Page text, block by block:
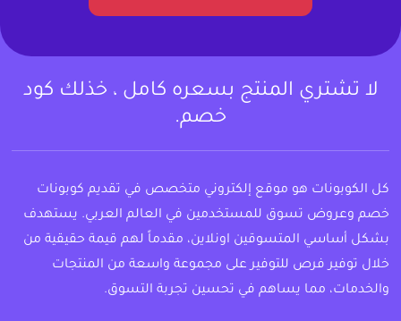
لا تشتري المنتج بسعره كامل ، خذلك كود
خصم.
كل الكوبونات هو موقع إلكتروني متخصص في تقديم كوبونات
خصم وعروض تسوق للمستخدمين في العالم العربي. يستهدف
بشكل أساسي المتسوقين اونلاين، مقدماً لهم قيمة حقيقية من
خلال توفير فرص للتوفير على مجموعة واسعة من المنتجات
والخدمات، مما يساهم في تحسين تجربة التسوق.